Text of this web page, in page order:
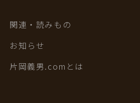
関連・読みもの
お知らせ
片岡義男.comとは